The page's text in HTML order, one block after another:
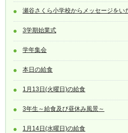
瀬谷さくら小学校からメッセージをい
3学期始業式
学年集会
本日の給食
1月13日(火曜日)の給食
3年生～給食及び昼休み風景～
1月14日(水曜日)の給食